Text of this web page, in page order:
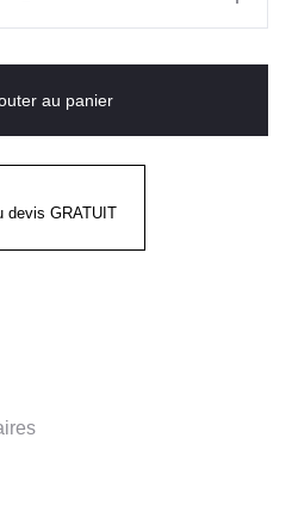
au panier
devis GRATUIT